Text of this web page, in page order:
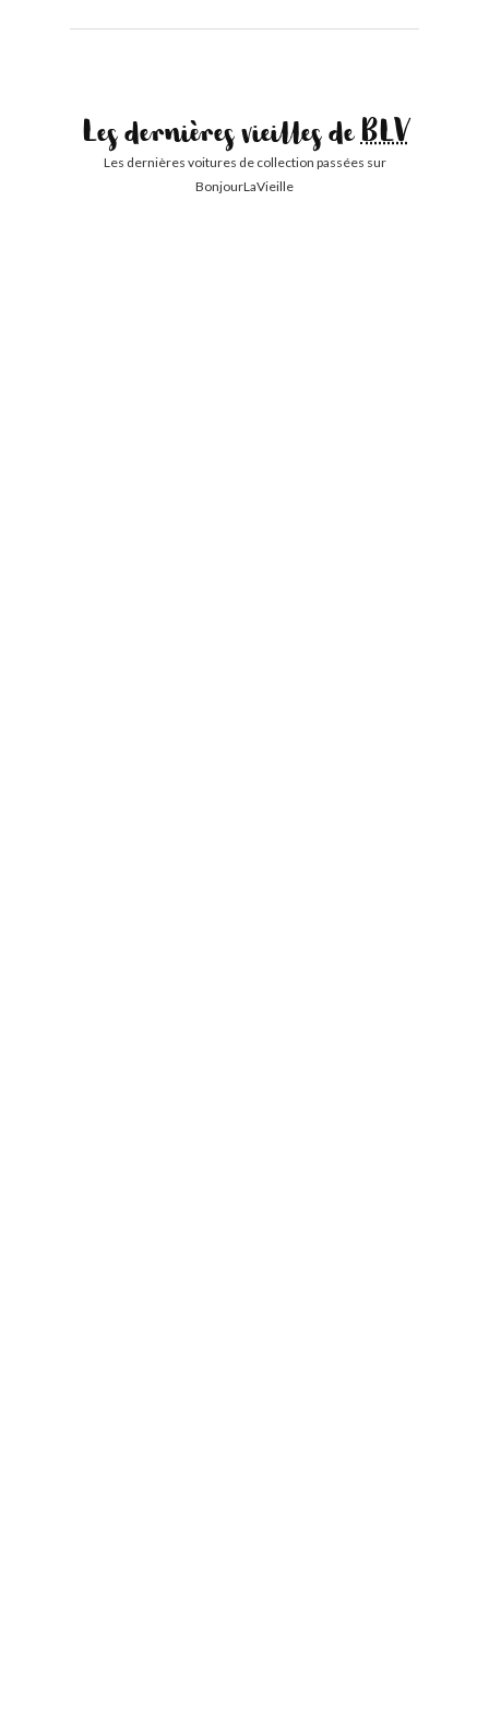
Les dernières vieilles deBLV
Les dernières voitures de collection passées sur
BonjourLaVieille